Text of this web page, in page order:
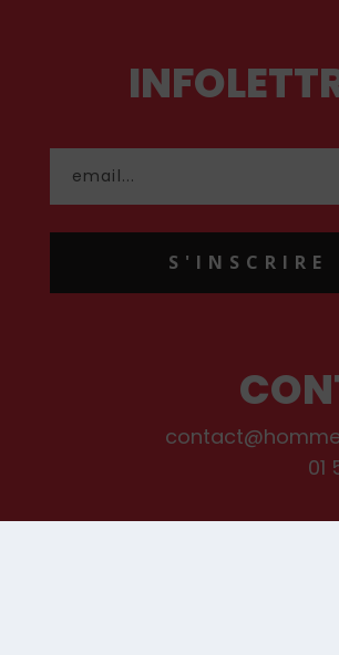
S'INSCRIRE
01